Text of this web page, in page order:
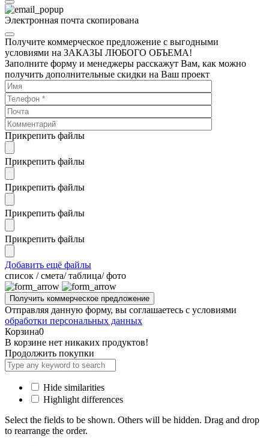
Электронная почта скопирована
Получите коммерческое предложение с выгодными
условиями на ЗАКАЗЫ ЛЮБОГО ОБЪЕМА!
Заполните форму и менеджеры расскажут Вам, как можно
получить дополнительные скидки на Ваш проект
Прикрепить файлы
Прикрепить файлы
Прикрепить файлы
Прикрепить файлы
Прикрепить файлы
Добавить ещё файлы
cписок / смета/ таблица/ фото
Отправляя данную форму, вы соглашаетесь с условиями
обработки персональных данных
Корзина0
В корзине нет никаких продуктов!
Продолжить покупки
Hide similarities
Highlight differences
Select the fields to be shown. Others will be hidden. Drag and drop
to rearrange the order.